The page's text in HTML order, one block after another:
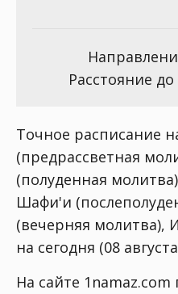
Расстояние
Точное расписание
(предрассветная
(полуденная
Шафи'и
(вечерняя молитва),
на сегодня (08
На сайте